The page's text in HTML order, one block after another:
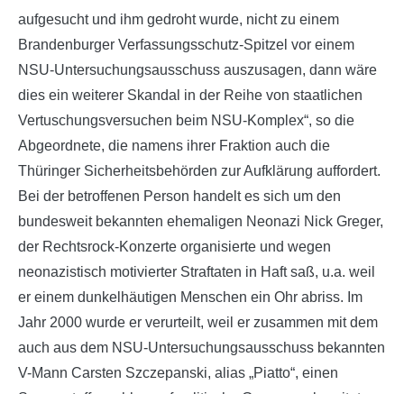
aufgesucht und ihm gedroht wurde, nicht zu einem
Brandenburger Verfassungsschutz-Spitzel vor einem
NSU-Untersuchungsausschuss auszusagen, dann wäre
dies ein weiterer Skandal in der Reihe von staatlichen
Vertuschungsversuchen beim NSU-Komplex“, so die
Abgeordnete, die namens ihrer Fraktion auch die
Thüringer Sicherheitsbehörden zur Aufklärung auffordert.
Bei der betroffenen Person handelt es sich um den
bundesweit bekannten ehemaligen Neonazi Nick Greger,
der Rechtsrock-Konzerte organisierte und wegen
neonazistisch motivierter Straftaten in Haft saß, u.a. weil
er einem dunkelhäutigen Menschen ein Ohr abriss. Im
Jahr 2000 wurde er verurteilt, weil er zusammen mit dem
auch aus dem NSU-Untersuchungsausschuss bekannten
V-Mann Carsten Szczepanski, alias „Piatto“, einen